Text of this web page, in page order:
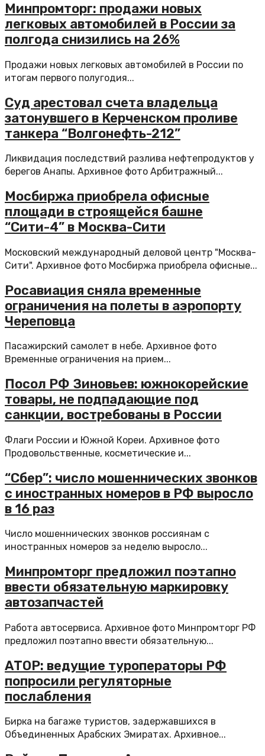
Минпромторг: продажи новых
легковых автомобилей в России за
полгода снизились на 26%
Продажи новых легковых автомобилей в России по
итогам первого полугодия...
Суд арестовал счета владельца
затонувшего в Керченском проливе
танкера “Волгонефть-212”
Ликвидация последствий разлива нефтепродуктов у
берегов Анапы. Архивное фото Арбитражный...
Мосбиржа приобрела офисные
площади в строящейся башне
“Сити-4” в Москва-Сити
Московский международный деловой центр "Москва-
Сити". Архивное фото Мосбиржа приобрела офисные...
Росавиация сняла временные
ограничения на полеты в аэропорту
Череповца
Пасажирский самолет в небе. Архивное фото
Временные ограничения на прием...
Посол РФ Зиновьев: южнокорейские
товары, не подпадающие под
санкции, востребованы в России
Флаги России и Южной Кореи. Архивное фото
Продовольственные, косметические и...
“Сбер”: число мошеннических звонков
с иностранных номеров в РФ выросло
в 16 раз
Число мошеннических звонков россиянам с
иностранных номеров за неделю выросло...
Минпромторг предложил поэтапно
ввести обязательную маркировку
автозапчастей
Работа автосервиса. Архивное фото Минпромторг РФ
предложил поэтапно ввести обязательную...
АТОР: ведущие туроператоры РФ
попросили регуляторные
послабления
Бирка на багаже туристов, задержавшихся в
Объединенных Арабских Эмиратах. Архивное...